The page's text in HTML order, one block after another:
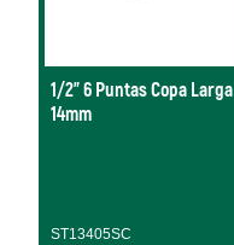
1/2" 6 Puntas Copa Larga
14mm
ST13405SC